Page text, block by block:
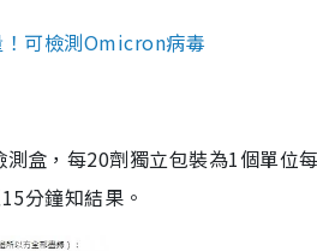
可檢測Omicron病毒
盒，每20劑獨立包裝為1個單位
分鐘知結果。